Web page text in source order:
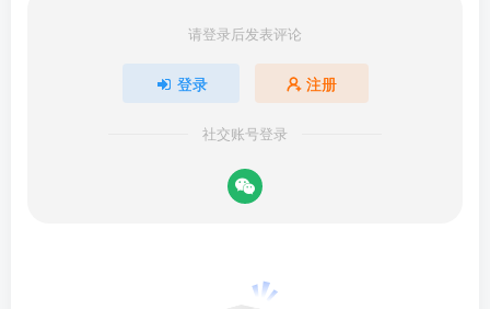
请登录后发表评论
登录 注册
社交账号登录